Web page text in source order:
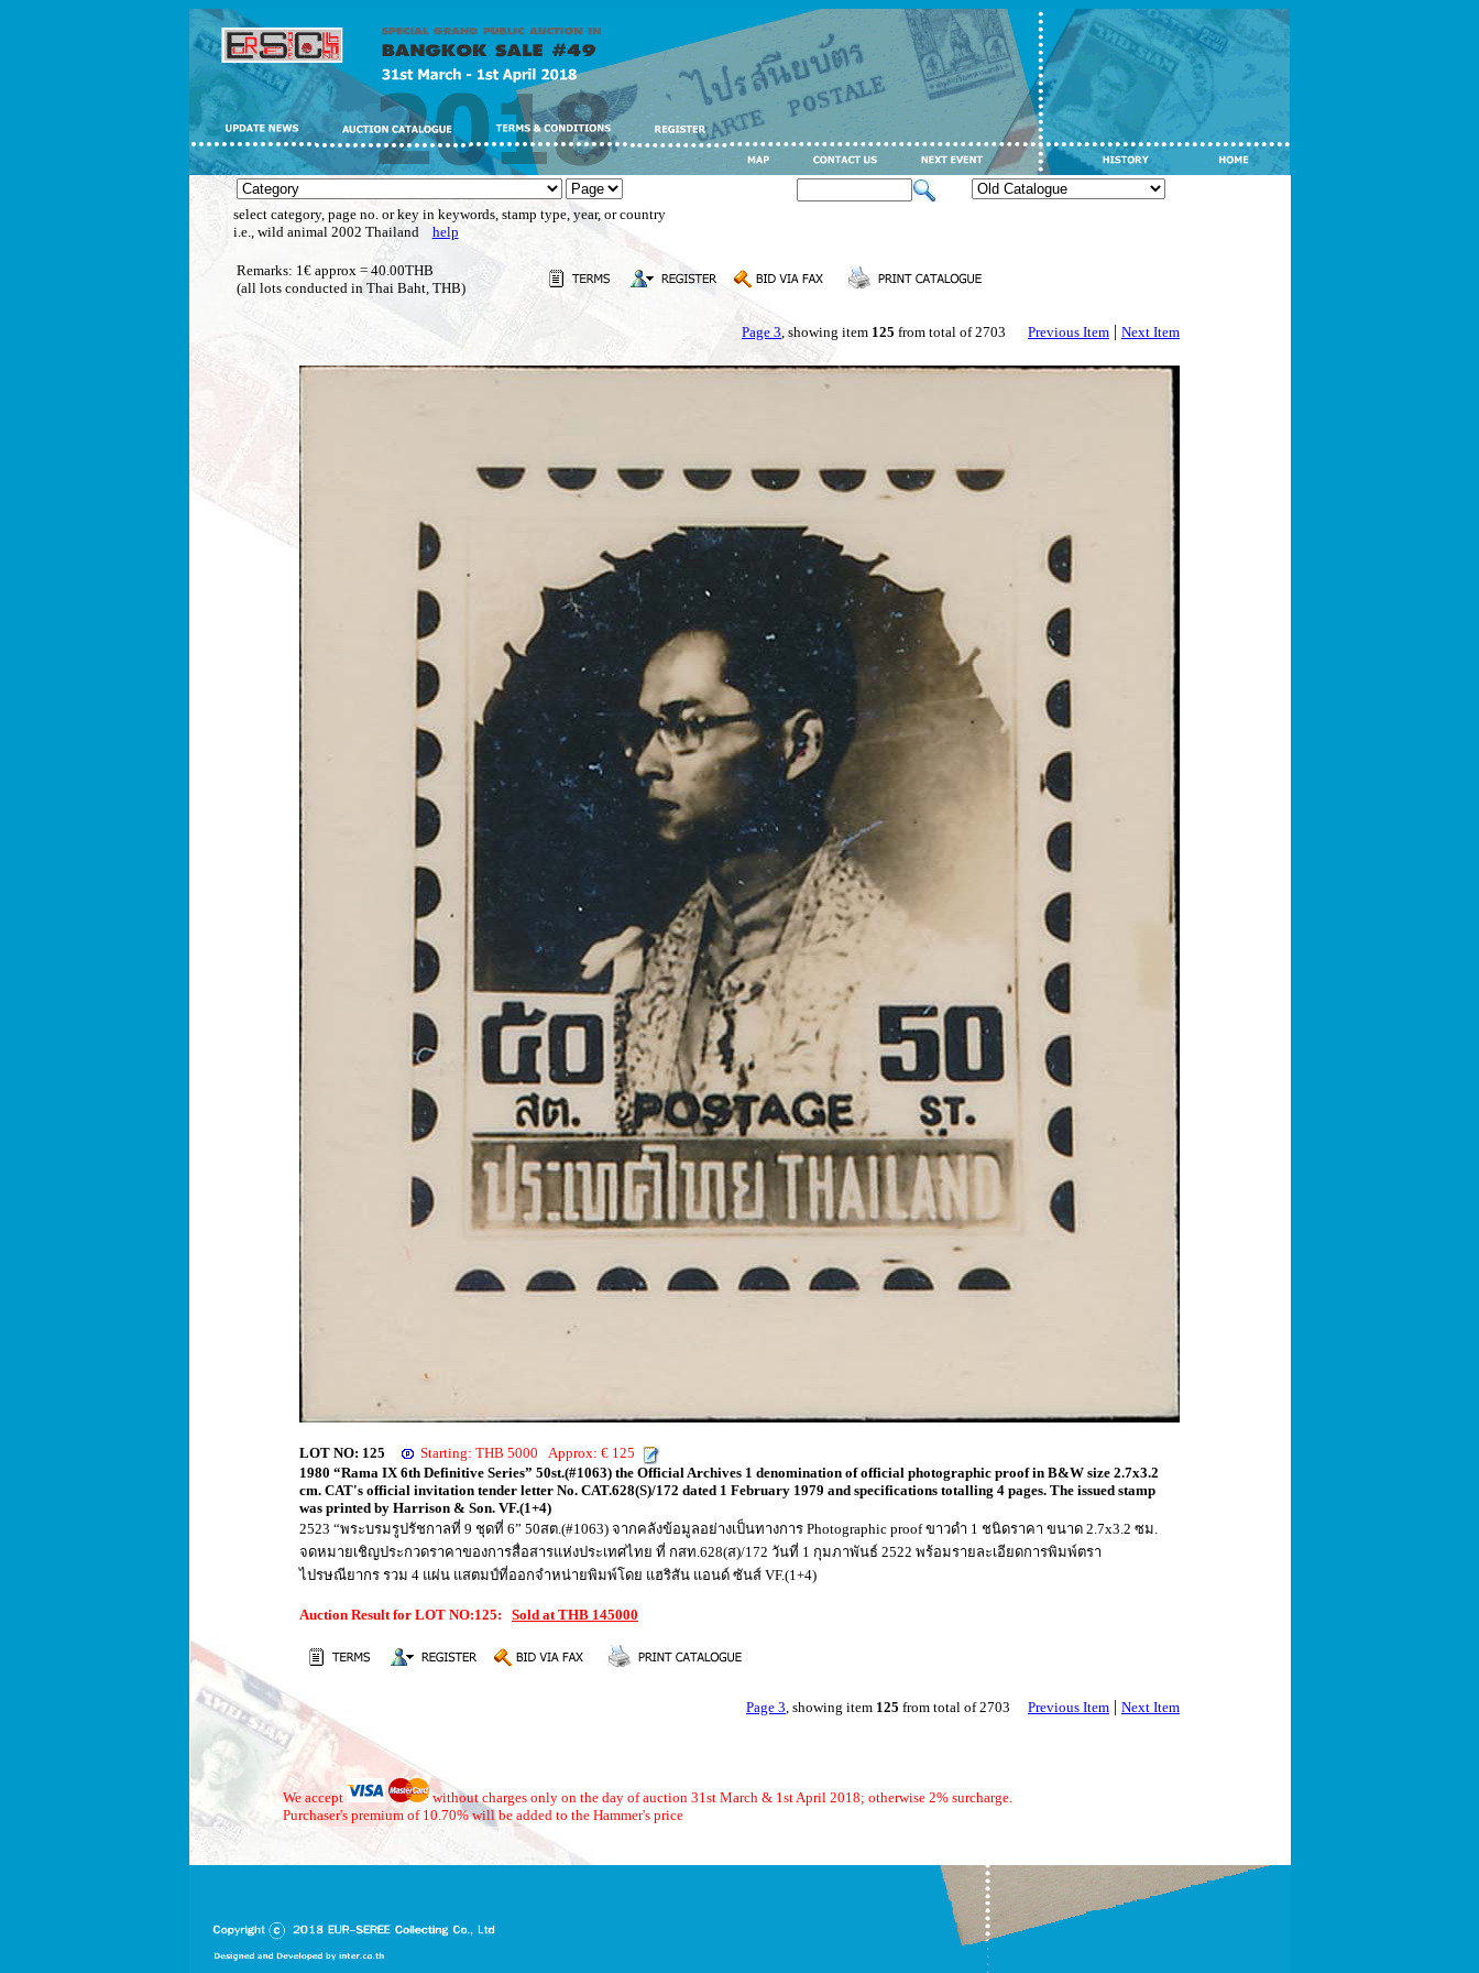
select category, page no. or key in keywords, stamp type, year, or country
i.e., wild animal 2002 Thailand help
Remarks: 1€ approx = 40.00THB
(all lots conducted in Thai Baht, THB)
Page 3, showing item 125 from total of 2703 Previous Item | Next Item
LOT NO: 125
Starting: THB 5000 Approx: € 125
1980 “Rama IX 6th Definitive Series” 50st.(#1063) the Official Archives 1 denomination of official photographic proof in B&W size 2.7x3.2
cm. CAT's official invitation tender letter No. CAT.628(S)/172 dated 1 February 1979 and specifications totalling 4 pages. The issued stamp
was printed by Harrison & Son. VF.(1+4)
2523 “พระบรมรูปรัชกาลที่ 9 ชุดที่ 6” 50สต.(#1063) จากคลังข้อมูลอย่างเป็นทางการ Photographic proof ขาวดำ 1 ชนิดราคา ขนาด 2.7x3.2 ซม.
จดหมายเชิญประกวดราคาของการสื่อสารแห่งประเทศไทย ที่ กสท.628(ส)/172 วันที่ 1 กุมภาพันธ์ 2522 พร้อมรายละเอียดการพิมพ์ตรา
ไปรษณียากร รวม 4 แผ่น แสตมป์ที่ออกจำหน่ายพิมพ์โดย แฮริสัน แอนด์ ซันส์ VF.(1+4)
Auction Result for LOT NO:125: Sold at THB 145000
Page 3, showing item 125 from total of 2703 Previous Item | Next Item
We accept
without charges only on the day of auction 31st March & 1st April 2018; otherwise 2% surcharge.
Purchaser's premium of 10.70% will be added to the Hammer's price